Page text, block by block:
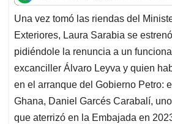
t
s
A
p
p
e
b
o
o
k
k
e
d
I
n
i
l
e
a
d
s
Una vez tomó las riendas del
Exteriores, Laura Sarabia se
pidiéndole la renuncia a un
excanciller Álvaro Leyva y quien
en el arranque del Gobierno Petro:
Ghana, Daniel Garcés Carabalí,
que aterrizó en la Embajada en